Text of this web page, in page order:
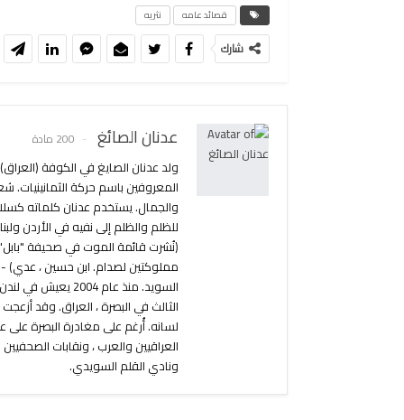
قصائد عامه نثريه
شارك
عدنان الصائغ 200 مادة
المعروفين باسم حركة
مملوكتين لصدام. ابن حسين ، عدي) -
الثالث في البصرة ، العراق. وقد
لسانه. أُرغم على مغادرة البصرة
العراقيين والعرب ، ونقابات
ونادي القلم السويدي.